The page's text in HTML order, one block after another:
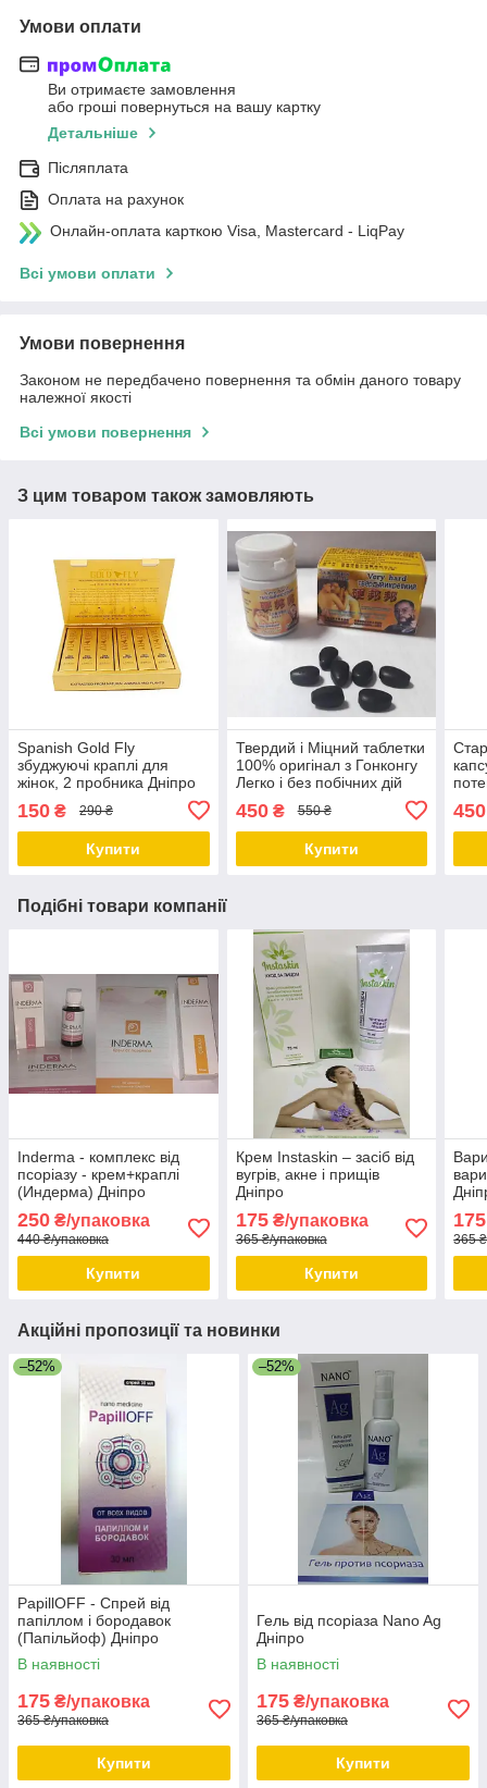
Умови оплати
Ви отримаєте замовлення
або гроші повернуться на вашу картку
Детальніше
Післяплата
Оплата на рахунок
Онлайн-оплата карткою Visa, Mastercard - LiqPay
Всі умови оплати
Умови повернення
Законом не передбачено повернення та обмін даного товару
належної якості
Всі умови повернення
З цим товаром також замовляють
Spanish Gold Fly
збуджуючі краплі для
жінок, 2 пробника Дніпро
150 ₴ 290 ₴
Купити
Твердий і Міцний таблетки
100% оригінал з Гонконгу
Легко і без побічних дій
450₴ 550 ₴
Купити
450
Подібні товари компанії
Inderma - комплекс від
псоріазу - крем+краплі
(Индерма) Дніпро
250 ₴/упаковка
440 ₴/упаковка
Купити
Крем Instaskin – засіб від
вугрів, акне і прищів
Дніпро
175₴/упаковка
365 ₴/упаковка
Купити
175
365
Акційні пропозиції та новинки
–52%
PapillOFF - Спрей від
папіллом і бородавок
(Папільйоф) Дніпро
В наявності
175 ₴/упаковка
365 ₴/упаковка
Купити
–52%
Гель від псоріаза Nano Ag
Дніпро
В наявності
175 ₴/упаковка
365 ₴/упаковка
Купити